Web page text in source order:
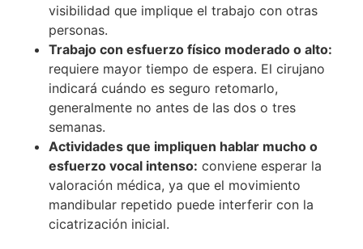
visibilidad que implique el trabajo con otras
personas.
Trabajo con esfuerzo físico moderado o alto:
requiere mayor tiempo de espera. El cirujano
indicará cuándo es seguro retomarlo,
generalmente no antes de las dos o tres
semanas.
Actividades que impliquen hablar mucho o
esfuerzo vocal intenso: conviene esperar la
valoración médica, ya que el movimiento
mandibular repetido puede interferir con la
cicatrización inicial.